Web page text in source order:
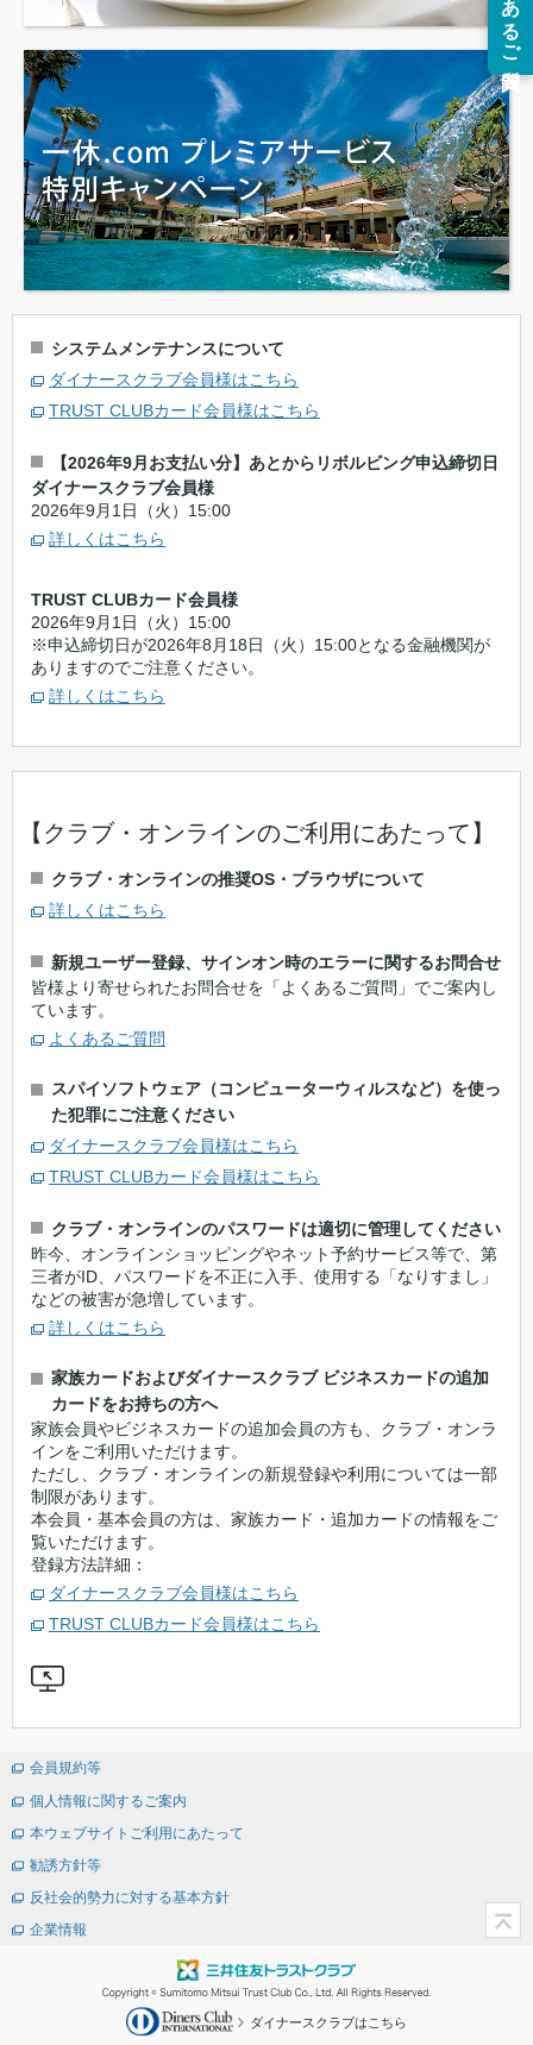
システムメンテナンスについて
ダイナースクラブ会員様はこちら
TRUST CLUBカード会員様はこちら
【2026年9月お支払い分】あとからリボルビング申込締切日
ダイナースクラブ会員様
2026年9月1日（火）15:00
詳しくはこちら
TRUST CLUBカード会員様
2026年9月1日（火）15:00
※申込締切日が2026年8月18日（火）15:00となる金融機関が
ありますのでご注意ください。
詳しくはこちら
【クラブ・オンラインのご利用にあたって】
クラブ・オンラインの推奨OS・ブラウザについて
詳しくはこちら
新規ユーザー登録、サインオン時のエラーに関するお問合せ
皆様より寄せられたお問合せを「よくあるご質問」でご案内し
ています。
よくあるご質問
スパイソフトウェア（コンピューターウィルスなど）を使っ
た犯罪にご注意ください
ダイナースクラブ会員様はこちら
TRUST CLUBカード会員様はこちら
クラブ・オンラインのパスワードは適切に管理してください
昨今、オンラインショッピングやネット予約サービス等で、第
三者がID、パスワードを不正に入手、使用する「なりすまし」
などの被害が急増しています。
詳しくはこちら
家族カードおよびダイナースクラブ ビジネスカードの追加
カードをお持ちの方へ
家族会員やビジネスカードの追加会員の方も、クラブ・オンラ
インをご利用いただけます。
ただし、クラブ・オンラインの新規登録や利用については一部
制限があります。
本会員・基本会員の方は、家族カード・追加カードの情報をご
覧いただけます。
登録方法詳細：
ダイナースクラブ会員様はこちら
TRUST CLUBカード会員様はこちら
会員規約等
個人情報に関するご案内
本ウェブサイトご利用にあたって
勧誘方針等
反社会的勢力に対する基本方針
企業情報
ダイナースクラブはこちら